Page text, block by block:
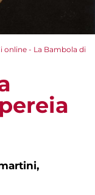
online - La Bambola di